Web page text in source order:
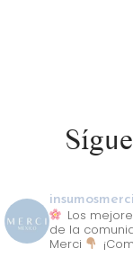
Los
de la
Merci